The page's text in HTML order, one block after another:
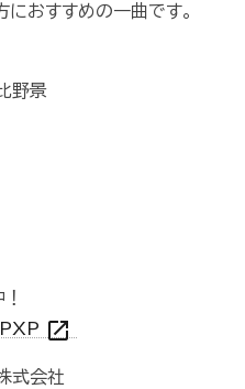
おすすめの一曲です。
野景
open_in_new
式会社